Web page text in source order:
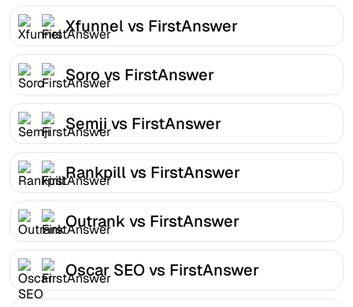
Xfunnel vs FirstAnswer
Soro vs FirstAnswer
Semji vs FirstAnswer
Rankpill vs FirstAnswer
Outrank vs FirstAnswer
Oscar SEO vs FirstAnswer